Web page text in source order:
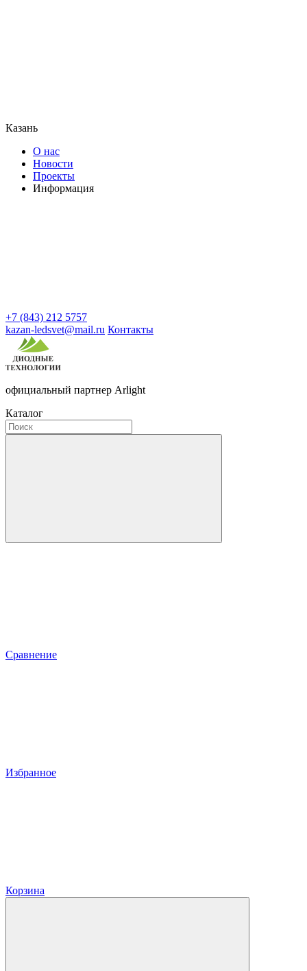
Казань
О нас
Новости
Проекты
Информация
+7 (843) 212 5757
kazan-ledsvet@mail.ru Контакты
официальный партнер Arlight
Каталог
Сравнение
Избранное
Корзина